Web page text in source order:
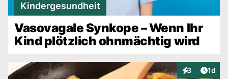
Kindergesundheit
Vasovagale Synkope – Wenn Ihr
Kind plötzlich ohnmächtig wird
3
Interaktionen
1d